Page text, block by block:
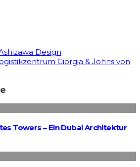
Design
Giorgia & Johns von
Towers – Ein Dubai Architektur